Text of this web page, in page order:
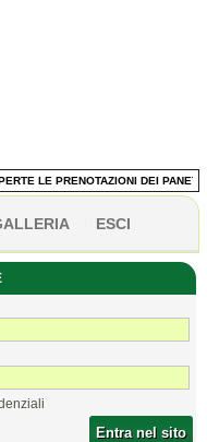
LE PRENOTAZIONI DEI
ESCI
Entra nel sito